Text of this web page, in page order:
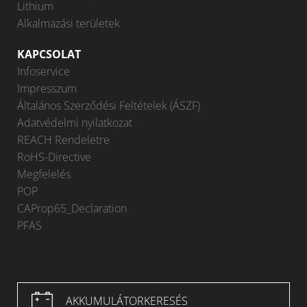
Lithium
Alkalmazási területek
KAPCSOLAT
Infoservice
Impresszum
Általános Szerződési Feltételek (ÁSZF)
Adatvédelmi nyilatkozat
REACH Rendeletre
RoHS-Directive
Megfelelés
POP
CAProp65_Declaration
PFAS
AKKUMULÁTORKERESÉS